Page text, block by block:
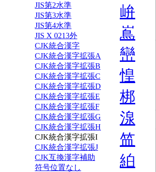
峅
嶌
巒
惶
梆
湶
笽
絈
JIS第2水準
JIS第3水準
JIS第4水準
JIS X 0213外
CJK統合漢字
CJK統合漢字拡張A
CJK統合漢字拡張B
CJK統合漢字拡張C
CJK統合漢字拡張D
CJK統合漢字拡張E
CJK統合漢字拡張F
CJK統合漢字拡張G
CJK統合漢字拡張H
CJK統合漢字拡張I
CJK統合漢字拡張J
CJK互換漢字補助
符号位置なし